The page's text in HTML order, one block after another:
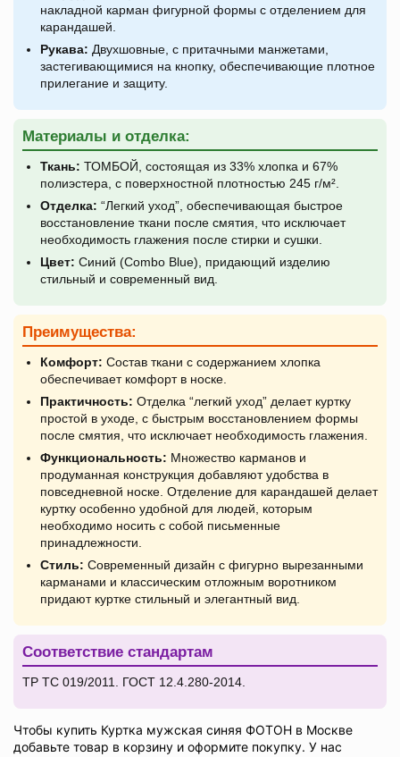
накладной карман фигурной формы с отделением для
карандашей.
Рукава: Двухшовные, с притачными манжетами,
застегивающимися на кнопку, обеспечивающие плотное
прилегание и защиту.
Материалы и отделка:
Ткань: ТОМБОЙ, состоящая из 33% хлопка и 67%
полиэстера, с поверхностной плотностью 245 г/м².
Отделка: “Легкий уход”, обеспечивающая быстрое
восстановление ткани после смятия, что исключает
необходимость глажения после стирки и сушки.
Цвет: Синий (Combo Blue), придающий изделию
стильный и современный вид.
Преимущества:
Комфорт: Состав ткани с содержанием хлопка
обеспечивает комфорт в носке.
Практичность: Отделка “легкий уход” делает куртку
простой в уходе, с быстрым восстановлением формы
после смятия, что исключает необходимость глажения.
Функциональность: Множество карманов и
продуманная конструкция добавляют удобства в
повседневной носке. Отделение для карандашей делает
куртку особенно удобной для людей, которым
необходимо носить с собой письменные
принадлежности.
Стиль: Современный дизайн с фигурно вырезанными
карманами и классическим отложным воротником
придают куртке стильный и элегантный вид.
Соответствие стандартам
ТР ТС 019/2011. ГОСТ 12.4.280-2014.
Чтобы купить Куртка мужская синяя ФОТОН в Москве
добавьте товар в корзину и оформите покупку. У нас